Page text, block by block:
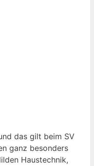
das gilt beim SV
ganz besonders
Haustechnik,